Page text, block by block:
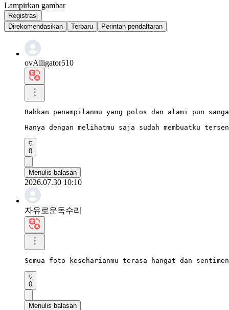
Lampirkan gambar
Registrasi
Direkomendasikan
Terbaru Perintah pendaftaran
ovAlligator510
Bahkan penampilanmu yang polos dan alami pun
Hanya dengan melihatmu saja sudah membuatku
0
Menulis balasan
2026.07.30 10:10
자유로운독수리
Semua foto keseharianmu terasa hangat dan
0
Menulis balasan